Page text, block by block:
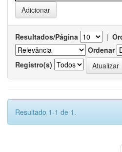
Resultados/Página |
Ordenar
Registro(s)
Resultado 1-1 de 1.